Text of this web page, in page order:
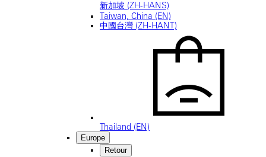
新加坡 (ZH-HANS)
Taiwan, China (EN)
中國台灣 (ZH-HANT)
Thailand (EN)
Europe
Retour